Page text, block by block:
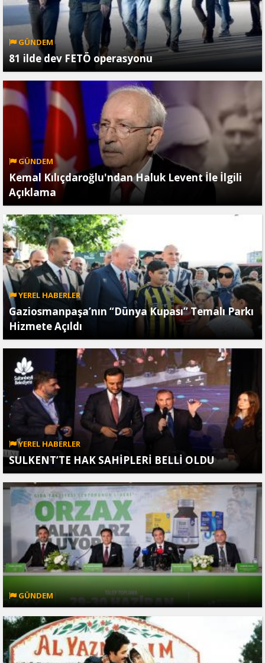
GÜNDEM
81 ilde dev FETÖ operasyonu
GÜNDEM
Kemal Kılıçdaroğlu'ndan Haluk Levent İle İlgili
Açıklama
YEREL HABERLER
Gaziosmanpaşa’nın “Dünya Kupası” Temalı Parkı
Hizmete Açıldı
YEREL HABERLER
SULKENT’TE HAK SAHİPLERİ BELLİ OLDU
GÜNDEM